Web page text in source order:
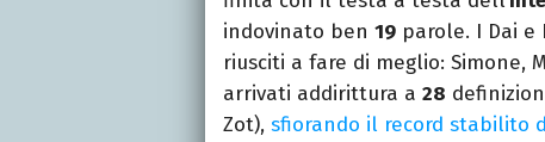
indovinato ben 19 parole. I Dai e
riusciti a fare di meglio: Simone,
arrivati addirittura a 28
Zot), sfiorando il record stabilito